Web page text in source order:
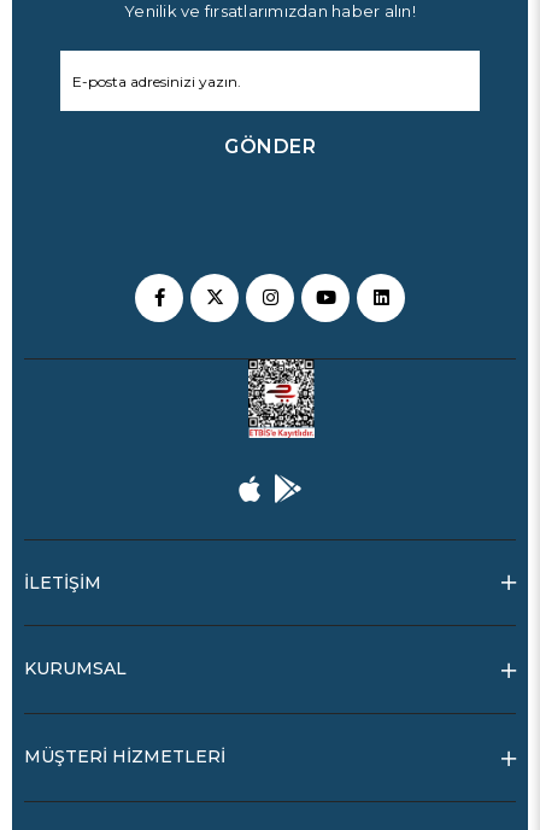
Yenilik ve fırsatlarımızdan haber alın!
GÖNDER
İLETİŞİM
KURUMSAL
MÜŞTERİ HİZMETLERİ